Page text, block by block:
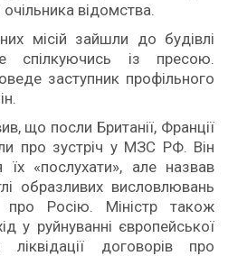
очільника відомства.
місій зайшли до будівлі
спілкуючись із пресою.
заступник профільного
що посли Британії, Франції
про зустріч у МЗС РФ. Він
«послухати», але назвав
образливих висловлювань
про Росію. Міністр також
у руйнуванні європейської
договорів про